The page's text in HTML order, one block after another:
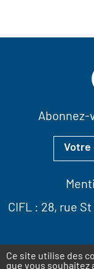
Ce site utilise des
que vous souhaitez
Abonnez-
CIFL : 28, rue